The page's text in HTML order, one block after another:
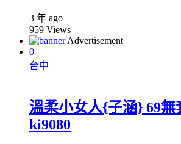
3 年 ago
959 Views
Advertisement
0
台中
溫柔小女人{子涵} 69無
ki9080